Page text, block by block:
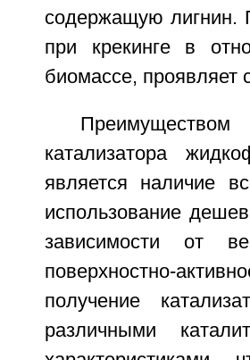
содержащую лигнин.
при крекинге в
биомассе, проявляет
Преимуществом
катализатора
является наличие
использование
зависимости от
поверхностно-
получение
различными